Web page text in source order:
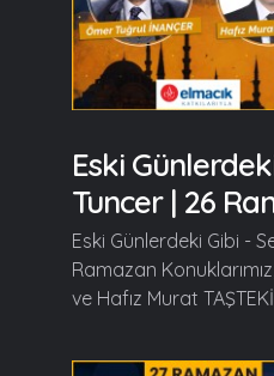
Eski
Tuncer | 26
Eski Günlerdeki Gibi -
Ramazan
ve Hafız Murat